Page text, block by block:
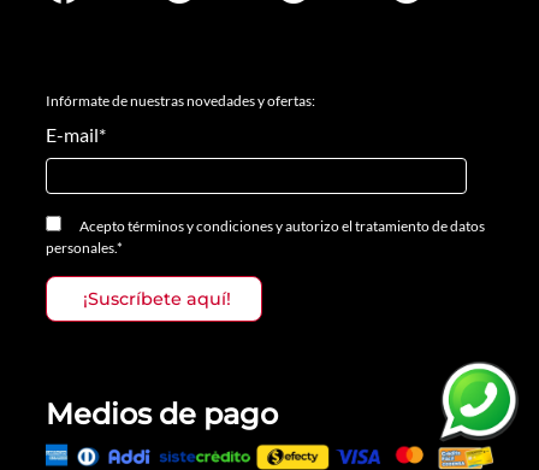
Infórmate de nuestras novedades y ofertas:
E-mail*
Aceptotérminos y condicionesyautorizo el tratamiento de datos
personales.*
Medios de pago